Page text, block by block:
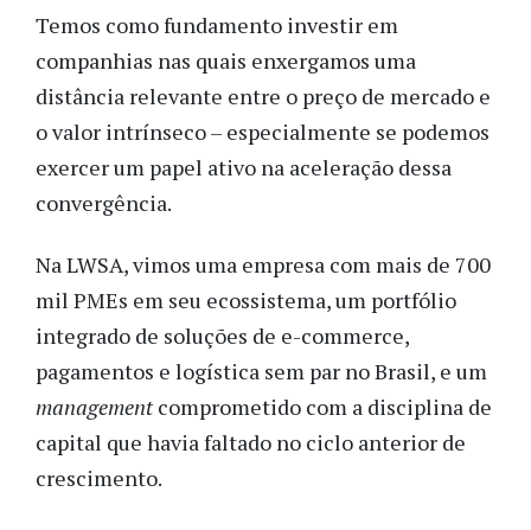
Temos como fundamento investir em
companhias nas quais enxergamos uma
distância relevante entre o preço de mercado e
o valor intrínseco – especialmente se podemos
exercer um papel ativo na aceleração dessa
convergência.
Na LWSA, vimos uma empresa com mais de 700
mil PMEs em seu ecossistema, um portfólio
integrado de soluções de e-commerce,
pagamentos e logística sem par no Brasil, e um
managementcomprometido com a disciplina de
capital que havia faltado no ciclo anterior de
crescimento.